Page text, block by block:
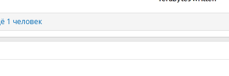
1 человек